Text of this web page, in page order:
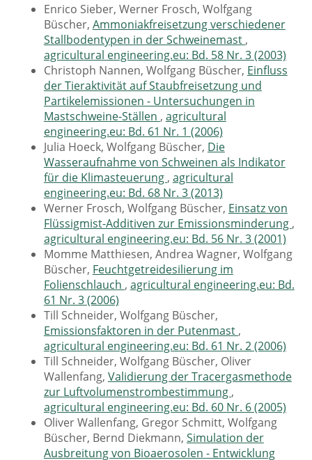
Enrico Sieber, Werner Frosch, Wolfgang
Büscher, Ammoniakfreisetzung verschiedener
Stallbodentypen in der Schweinemast ,
agricultural engineering.eu: Bd. 58 Nr. 3 (2003)
Christoph Nannen, Wolfgang Büscher, Einfluss
der Tieraktivität auf Staubfreisetzung und
Partikelemissionen - Untersuchungen in
Mastschweine-Ställen , agricultural
engineering.eu: Bd. 61 Nr. 1 (2006)
Julia Hoeck, Wolfgang Büscher, Die
Wasseraufnahme von Schweinen als Indikator
für die Klimasteuerung , agricultural
engineering.eu: Bd. 68 Nr. 3 (2013)
Werner Frosch, Wolfgang Büscher, Einsatz von
Flüssigmist-Additiven zur Emissionsminderung ,
agricultural engineering.eu: Bd. 56 Nr. 3 (2001)
Momme Matthiesen, Andrea Wagner, Wolfgang
Büscher, Feuchtgetreidesilierung im
Folienschlauch , agricultural engineering.eu: Bd.
61 Nr. 3 (2006)
Till Schneider, Wolfgang Büscher,
Emissionsfaktoren in der Putenmast ,
agricultural engineering.eu: Bd. 61 Nr. 2 (2006)
Till Schneider, Wolfgang Büscher, Oliver
Wallenfang, Validierung der Tracergasmethode
zur Luftvolumenstrombestimmung ,
agricultural engineering.eu: Bd. 60 Nr. 6 (2005)
Oliver Wallenfang, Gregor Schmitt, Wolfgang
Büscher, Bernd Diekmann, Simulation der
Ausbreitung von Bioaerosolen - Entwicklung